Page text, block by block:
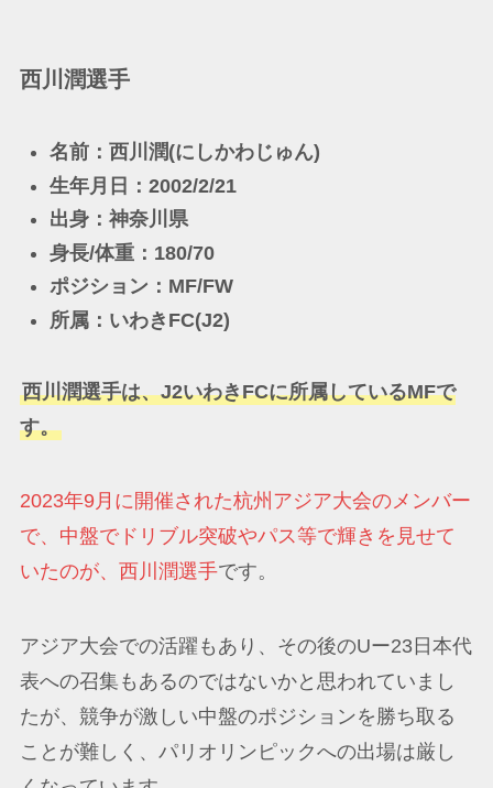
西川潤選手
名前：西川潤(にしかわじゅん)
生年月日：2002/2/21
出身：神奈川県
身長/体重：180/70
ポジション：MF/FW
所属：いわきFC(J2)
西川潤選手は、J2いわきFCに所属しているMFで
す。
2023年9月に開催された杭州アジア大会のメンバー
で、中盤でドリブル突破やパス等で輝きを見せて
いたのが、西川潤選手です。
アジア大会での活躍もあり、その後のUー23日本代
表への召集もあるのではないかと思われていまし
たが、競争が激しい中盤のポジションを勝ち取る
ことが難しく、パリオリンピックへの出場は厳し